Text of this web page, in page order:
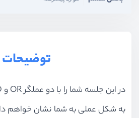
توضیحات
در این جلسه شما را با دو عملگر وOR
به شکل عملی به شما نشان خواهم